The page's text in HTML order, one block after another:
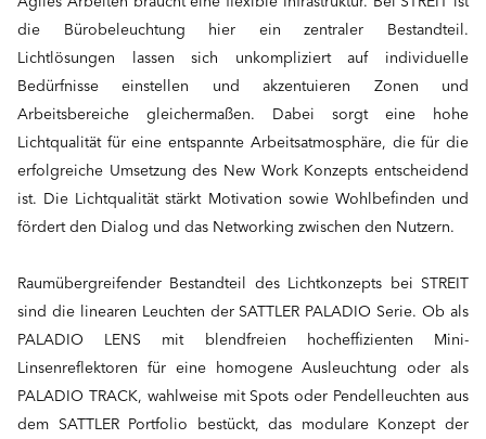
die Bürobeleuchtung hier ein zentraler Bestandteil.
Lichtlösungen lassen sich unkompliziert auf individuelle
Bedürfnisse einstellen und akzentuieren Zonen und
Arbeitsbereiche gleichermaßen. Dabei sorgt eine hohe
Lichtqualität für eine entspannte Arbeitsatmosphäre, die für die
erfolgreiche Umsetzung des New Work Konzepts entscheidend
ist. Die Lichtqualität stärkt Motivation sowie Wohlbefinden und
fördert den Dialog und das Networking zwischen den Nutzern.
Raumübergreifender Bestandteil des Lichtkonzepts bei STREIT
sind die linearen Leuchten der SATTLER PALADIO Serie. Ob als
PALADIO LENS mit blendfreien hocheffizienten Mini-
Linsenreflektoren für eine homogene Ausleuchtung oder als
PALADIO TRACK, wahlweise mit Spots oder Pendelleuchten aus
dem SATTLER Portfolio bestückt, das modulare Konzept der